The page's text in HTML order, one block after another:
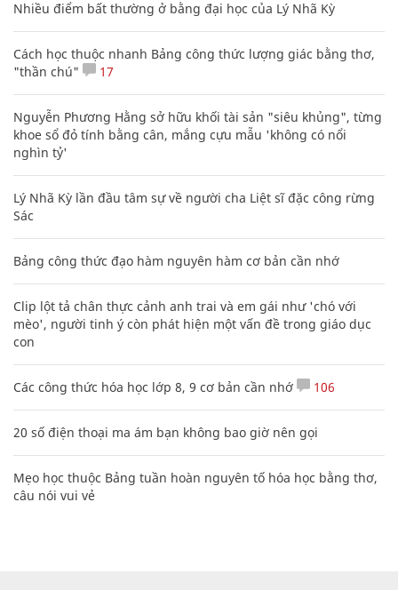
Nhiều điểm bất thường ở bằng đại học của Lý Nhã Kỳ
Cách học thuộc nhanh Bảng công thức lượng giác bằng thơ,
"thần chú"
17
Nguyễn Phương Hằng sở hữu khối tài sản "siêu khủng", từng
khoe sổ đỏ tính bằng cân, mắng cựu mẫu 'không có nổi
nghìn tỷ'
Lý Nhã Kỳ lần đầu tâm sự về người cha Liệt sĩ đặc công rừng
Sác
Bảng công thức đạo hàm nguyên hàm cơ bản cần nhớ
Clip lột tả chân thực cảnh anh trai và em gái như 'chó với
mèo', người tinh ý còn phát hiện một vấn đề trong giáo dục
con
Các công thức hóa học lớp 8, 9 cơ bản cần nhớ 106
20 số điện thoại ma ám bạn không bao giờ nên gọi
Mẹo học thuộc Bảng tuần hoàn nguyên tố hóa học bằng thơ,
câu nói vui vẻ